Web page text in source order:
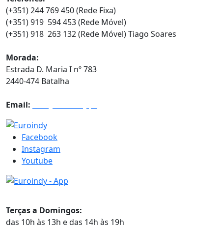
(+351) 244 769 450 (Rede Fixa)
(+351) 919 594 453 (Rede Móvel)
(+351) 918 263 132 (Rede Móvel) Tiago Soares
Morada:
Estrada D. Maria I nº 783
2440-474 Batalha
Email:
Facebook
Instagram
Youtube
Terças a Domingos:
das 10h às 13h e das 14h às 19h